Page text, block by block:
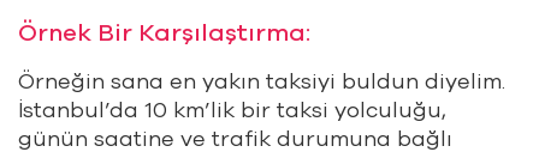
Örnek Bir Karşılaştırma:
Örneğin sana en yakın taksiyi buldun diyelim.
İstanbul’da 10 km’lik bir taksi yolculuğu,
günün saatine ve trafik durumuna bağlı